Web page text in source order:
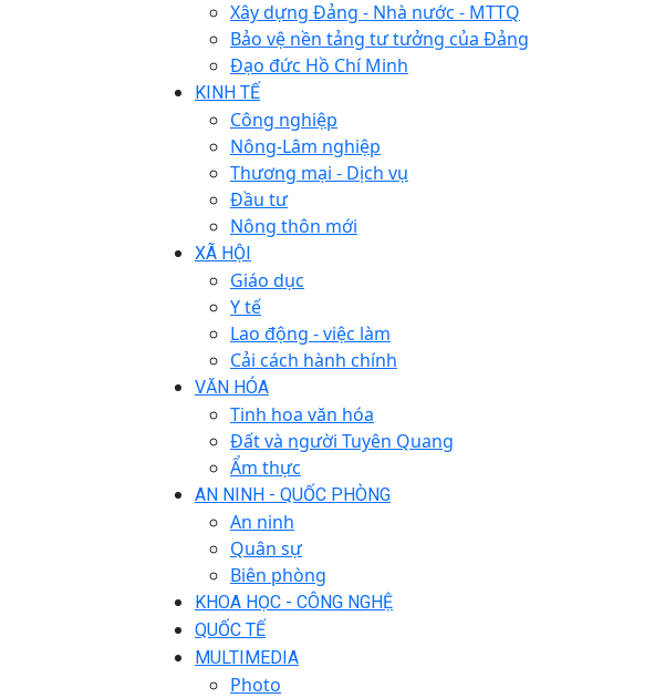
Xây dựng Đảng - Nhà nước - MTTQ
Bảo vệ nền tảng tư tưởng của Đảng
Đạo đức Hồ Chí Minh
KINH TẾ
Công nghiệp
Nông-Lâm nghiệp
Thương mại - Dịch vụ
Đầu tư
Nông thôn mới
XÃ HỘI
Giáo dục
Y tế
Lao động - việc làm
Cải cách hành chính
VĂN HÓA
Tinh hoa văn hóa
Đất và người Tuyên Quang
Ẩm thực
AN NINH - QUỐC PHÒNG
An ninh
Quân sự
Biên phòng
KHOA HỌC - CÔNG NGHỆ
QUỐC TẾ
MULTIMEDIA
Photo